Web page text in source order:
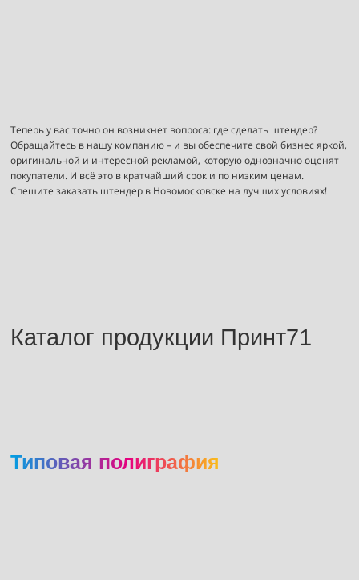
Теперь у вас точно он возникнет вопроса: где сделать штендер?
Обращайтесь в нашу компанию – и вы обеспечите свой бизнес яркой,
оригинальной и интересной рекламой, которую однозначно оценят
покупатели. И всё это в кратчайший срок и по низким ценам.
Спешите заказать штендер в Новомосковске на лучших условиях!
Каталог продукции Принт71
Типовая полиграфия